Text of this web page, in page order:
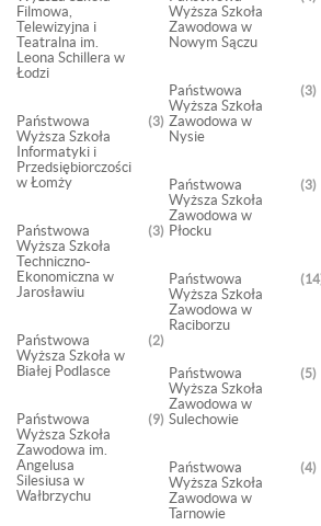
Filmowa,
Telewizyjna i
Teatralna im.
Leona Schillera w
Łodzi
Państwowa
Wyższa Szkoła
Informatyki i
Przedsiębiorczości
w Łomży
3
Państwowa
Wyższa Szkoła
Techniczno-
Ekonomiczna w
Jarosławiu
3
Państwowa
Wyższa Szkoła w
Białej Podlasce
2
Państwowa
Wyższa Szkoła
Zawodowa im.
Angelusa
Silesiusa w
Wałbrzychu
9
Wyższa Szkoła
Zawodowa w
Nowym Sączu
Państwowa
Wyższa Szkoła
Zawodowa w
Nysie
3
Państwowa
Wyższa Szkoła
Zawodowa w
Płocku
3
Państwowa
Wyższa Szkoła
Zawodowa w
Raciborzu
14
Państwowa
Wyższa Szkoła
Zawodowa w
Sulechowie
5
Państwowa
Wyższa Szkoła
Zawodowa w
Tarnowie
4